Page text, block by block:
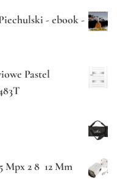
- ebook -
Pastel
Mpx 2 8 12 Mm